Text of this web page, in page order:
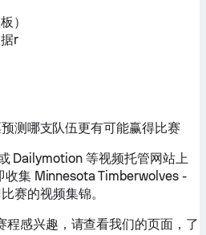
）
r
测哪支队伍更有可能赢得比赛
Dailymotion 等视频托管网站上
收集 Minnesota Timberwolves -
赛的视频集锦。
程感兴趣，请查看我们的页面，了